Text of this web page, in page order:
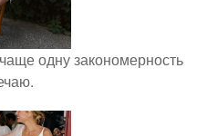
одну закономерность